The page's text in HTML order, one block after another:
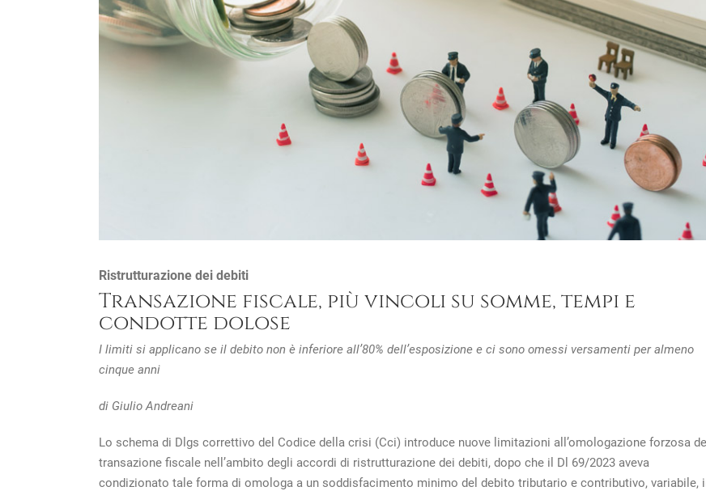
Ristrutturazione dei debiti
Transazione fiscale, più vincoli su somme, tempi e
condotte dolose
I limiti si applicano se il debito non è inferiore all’80% dell’esposizione e ci sono omessi versamenti per almeno
cinque anni
di Giulio Andreani
Lo schema di Dlgs correttivo del Codice della crisi (Cci) introduce nuove limitazioni all’omologazione forzosa
transazione fiscale nell’ambito degli accordi di ristrutturazione dei debiti, dopo che il Dl 69/2023 aveva
condizionato tale forma di omologa a un soddisfacimento minimo del debito tributario e contributivo, variabile,